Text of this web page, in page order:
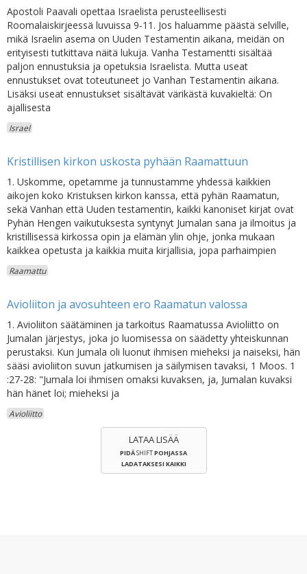
Apostoli Paavali opettaa Israelista perusteellisesti
Roomalaiskirjeessä luvuissa 9-11. Jos haluamme päästä selville,
mikä Israelin asema on Uuden Testamentin aikana, meidän on
erityisesti tutkittava näitä lukuja. Vanha Testamentti sisältää
paljon ennustuksia ja opetuksia Israelista. Mutta useat
ennustukset ovat toteutuneet jo Vanhan Testamentin aikana.
Lisäksi useat ennustukset sisältävät värikästä kuvakieltä: On
ajallisesta
Israel
Kristillisen kirkon uskosta pyhään Raamattuun
1. Uskomme, opetamme ja tunnustamme yhdessä kaikkien
aikojen koko Kristuksen kirkon kanssa, että pyhän Raamatun,
sekä Vanhan että Uuden testamentin, kaikki kanoniset kirjat ovat
Pyhän Hengen vaikutuksesta syntynyt Jumalan sana ja ilmoitus ja
kristillisessä kirkossa opin ja elämän ylin ohje, jonka mukaan
kaikkea opetusta ja kaikkia muita kirjallisia, jopa parhaimpien
Raamattu
Avioliiton ja avosuhteen ero Raamatun valossa
1. Avioliiton säätäminen ja tarkoitus Raamatussa Avioliitto on
Jumalan järjestys, joka jo luomisessa on säädetty yhteiskunnan
perustaksi. Kun Jumala oli luonut ihmisen mieheksi ja naiseksi, hän
sääsi avioliiton suvun jatkumisen ja säilymisen tavaksi, 1 Moos. 1
:27-28: "Jumala loi ihmisen omaksi kuvaksen, ja, Jumalan kuvaksi
hän hänet loi; mieheksi ja
Avioliitto
LATAA LISÄÄ
PIDÄSHIFTPOHJASSA
LADATAKSESI KAIKKI